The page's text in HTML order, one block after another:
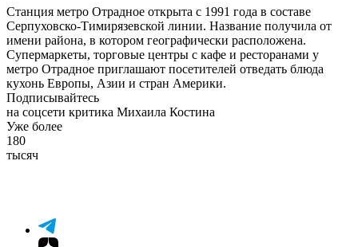
Станция метро Отрадное открыта с 1991 года в составе
Серпуховско-Тимирязевской линии. Название получила от
имени района, в котором географически расположена.
Супермаркеты, торговые центры с кафе и ресторанами у
метро Отрадное приглашают посетителей отведать блюда
кухонь Европы, Азии и стран Америки.
Подписывайтесь
на соцсети критика Михаила Костина
Уже более
180
тысяч